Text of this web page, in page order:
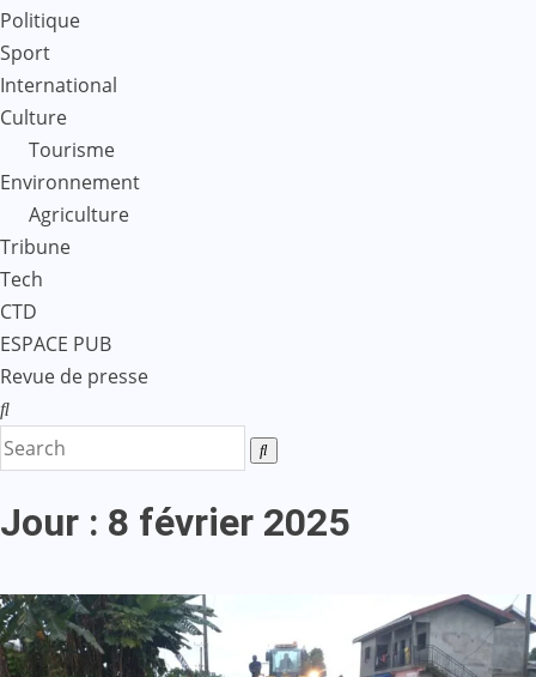
Politique
Sport
International
Culture
Tourisme
Environnement
Agriculture
Tribune
Tech
CTD
ESPACE PUB
Revue de presse
Jour : 8 février 2025